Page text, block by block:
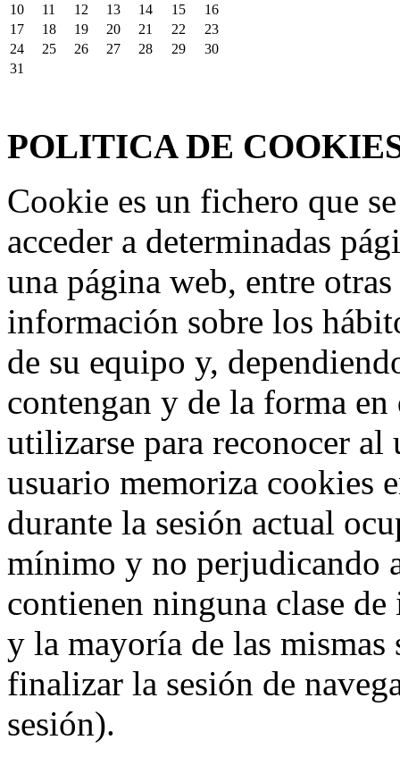
10
11 12 13 14 15
16
17
18 19 20 21 22
23
24
25 26 27 28 29
30
31
POLITICA DE
Cookie es un fichero que
acceder a determinadas
una página web, entre
información sobre los
de su equipo y,
contengan y de la forma
utilizarse para reconocer
usuario memoriza cookies
durante la sesión actual
mínimo y no perjudicando
contienen ninguna clase
y la mayoría de las
finalizar la sesión de
sesión).